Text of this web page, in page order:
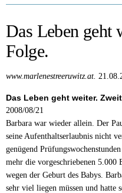
Das Leben geht
Folge.
www.marlenestreeruwitz.at.
Das Leben geht weiter.
2008/08/21
Barbara war wieder allein. Der
seine Aufenthaltserlaubnis nicht
genügend
mehr die vorgeschriebenen 5.000
wegen der Geburt des Babys.
sehr viel liegen müssen und